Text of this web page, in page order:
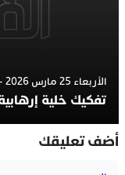
الأربعاء 25 مارس 2026 - 10:57
تفكيك خلية
أضف تعليقك